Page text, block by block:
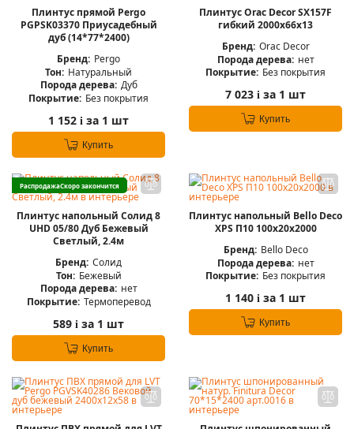
Плинтус прямой Pergo
PGPSK03370 Приусадебный
дуб (14*77*2400)
Бренд: Pergo
Тон: Натуральный
Порода дерева: Дуб
Покрытие: Без покрытия
1 152 i за 1 шт
Купить
Плинтус Orac Decor SX157F
гибкий 2000x66x13
Бренд: Orac Decor
Порода дерева: нет
Покрытие: Без покрытия
7 023 i за 1 шт
Купить
РаспродажаСкоро закончится
Плинтус напольный Солид 8
UHD 05/80 Дуб Бежевый
Светлый, 2.4м
Бренд: Солид
Тон: Бежевый
Порода дерева: нет
Покрытие: Термоперевод
589 i за 1 шт
Купить
Плинтус напольный Bello Deco
XPS П10 100х20х2000
Бренд: Bello Deco
Порода дерева: нет
Покрытие: Без покрытия
1 140 i за 1 шт
Купить